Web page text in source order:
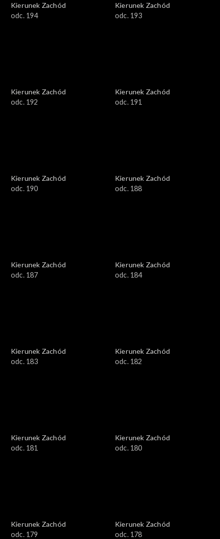
Kierunek Zachód
odc. 194
Kierunek Zachód
odc. 193
Kierunek Zachód
odc. 192
Kierunek Zachód
odc. 191
Kierunek Zachód
odc. 190
Kierunek Zachód
odc. 188
Kierunek Zachód
odc. 187
Kierunek Zachód
odc. 184
Kierunek Zachód
odc. 183
Kierunek Zachód
odc. 182
Kierunek Zachód
odc. 181
Kierunek Zachód
odc. 180
Kierunek Zachód
odc. 179
Kierunek Zachód
odc. 178